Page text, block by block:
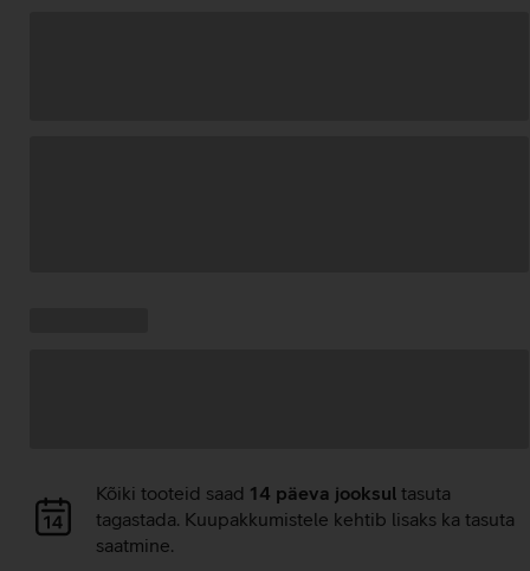
Andmete
laadimine
Kõiki tooteid saad 14 päeva jooksul tasuta
tagastada. Kuupakkumistele kehtib lisaks ka tasuta
saatmine.